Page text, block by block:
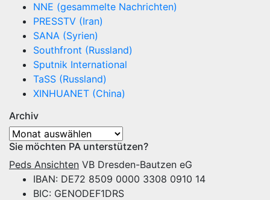
NNE (gesammelte Nachrichten)
PRESSTV (Iran)
SANA (Syrien)
Southfront (Russland)
Sputnik International
TaSS (Russland)
XINHUANET (China)
Archiv
Archiv
Sie möchten PA unterstützen?
Peds Ansichten VB Dresden-Bautzen eG
IBAN: DE72 8509 0000 3308 0910 14
BIC: GENODEF1DRS